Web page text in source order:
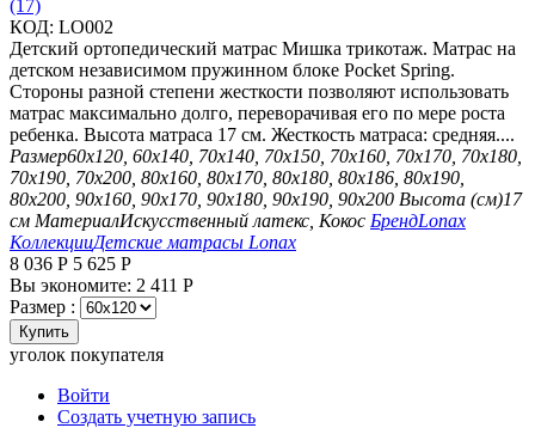
(17)
КОД: LO002
Детский ортопедический матрас Мишка трикотаж. Матрас на
детском независимом пружинном блоке Pocket Spring.
Стороны разной степени жесткости позволяют использовать
матрас максимально долго, переворачивая его по мере роста
ребенка. Высота матраса 17 см. Жесткость матраса: средняя....
Размер60х120, 60х140, 70х140, 70х150, 70х160, 70х170, 70х180,
70х190, 70х200, 80х160, 80х170, 80х180, 80х186, 80х190,
80х200, 90х160, 90х170, 90х180, 90х190, 90х200 Высота (см)17
см МатериалИскусственный латекс, Кокос БрендLonax
КоллекцииДетские матрасы Lonax
8 036 Р 5 625 Р
Вы экономите: 2 411 Р
Размер :
Купить
уголок покупателя
Войти
Создать учетную запись